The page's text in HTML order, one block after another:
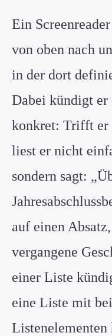
Ein
von oben nach
in der dort
Dabei kündigt er
konkret: Trifft er
liest er nicht
sondern sagt:
auf einen
vergangene
einer Liste
eine Liste mit